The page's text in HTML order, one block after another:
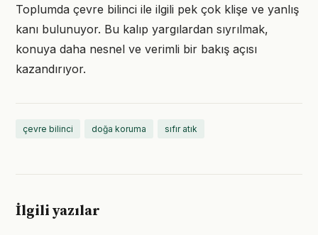
Toplumda çevre bilinci ile ilgili pek çok klişe ve yanlış
kanı bulunuyor. Bu kalıp yargılardan sıyrılmak,
konuya daha nesnel ve verimli bir bakış açısı
kazandırıyor.
çevre bilinci doğa koruma sıfır atık
İlgili yazılar